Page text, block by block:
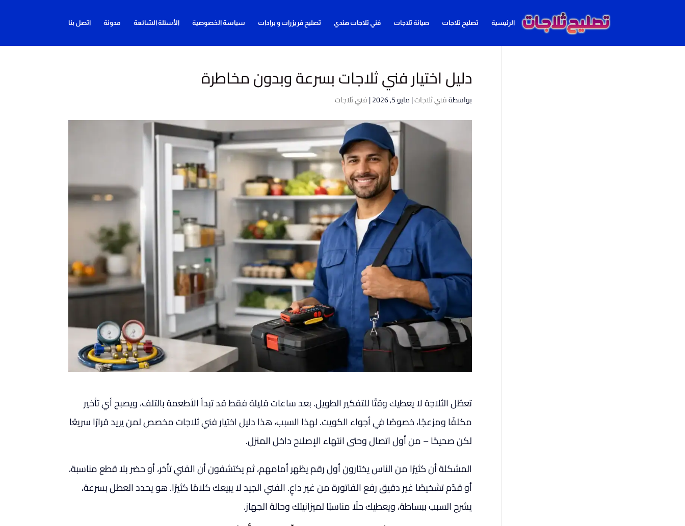
الرئيسية تصليح ثلاجات صيانة ثلاجات فني ثلاجات هندي تصليح فريزرات و برادات سياسة الخصوصية الأسئلة الشائعة مدونة اتصل بنا
دليل اختيار فني ثلاجات بسرعة وبدون مخاطرة
بواسطةفني ثلاجات|مايو 5, 2026 |فني ثلاجات
تعطّل الثلاجة لا يعطيك وقتًا للتفكير الطويل. بعد ساعات قليلة فقط قد تبدأ الأطعمة بالتلف، ويصبح أي تأخير
مكلفًا ومزعجًا، خصوصًا في أجواء الكويت. لهذا السبب، هذا دليل اختيار فني ثلاجات مخصص لمن يريد قرارًا سريعًا
لكن صحيحًا – من أول اتصال وحتى انتهاء الإصلاح داخل المنزل.
المشكلة أن كثيرًا من الناس يختارون أول رقم يظهر أمامهم، ثم يكتشفون أن الفني تأخر، أو حضر بلا قطع مناسبة،
أو قدّم تشخيصًا غير دقيق رفع الفاتورة من غير داعٍ. الفني الجيد لا يبيعك كلامًا كثيرًا. هو يحدد العطل بسرعة،
يشرح السبب ببساطة، ويعطيك حلًا مناسبًا لميزانيتك وحالة الجهاز.